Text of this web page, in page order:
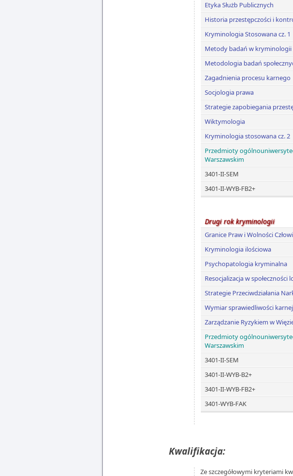
Etyka Służb Publicznych
Historia przestępczości i
Kryminologia Stosowana cz. 1
Metody badań w kryminologii
Metodologia badań
Zagadnienia procesu karnego
Socjologia prawa
Strategie zapobiegania
Wiktymologia
Kryminologia stosowana cz. 2
Przedmioty
Warszawskim
3401-II-SEM
3401-II-WYB-FB2+
Drugi rok kryminologii
Granice Praw i Wolności
Kryminologia ilościowa
Psychopatologia kryminalna
Resocjalizacja w społeczności
Strategie Przeciwdziałania
Wymiar sprawiedliwości karnej
Zarządzanie Ryzykiem w
Przedmioty
Warszawskim
3401-II-SEM
3401-II-WYB-B2+
3401-II-WYB-FB2+
3401-WYB-FAK
Kwalifikacja:
Ze szczegółowymi kryteriami